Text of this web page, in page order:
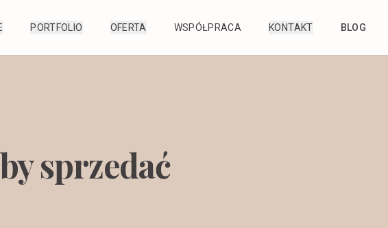
PORTFOLIO OFERTA WSPÓŁPRACA KONTAKT BLOG
sprzedać